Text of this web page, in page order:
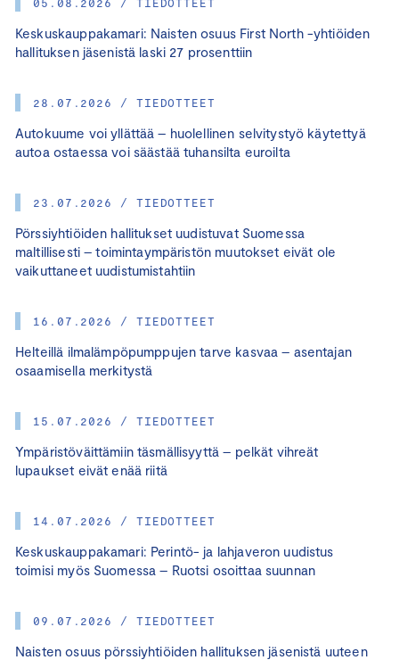
Keskuskauppakamari: Naisten osuus First North -yhtiöiden
hallituksen jäsenistä laski 27 prosenttiin
28.07.2026 / TIEDOTTEET
Autokuume voi yllättää – huolellinen selvitystyö käytettyä
autoa ostaessa voi säästää tuhansilta euroilta
23.07.2026 / TIEDOTTEET
Pörssiyhtiöiden hallitukset uudistuvat Suomessa
maltillisesti – toimintaympäristön muutokset eivät ole
vaikuttaneet uudistumistahtiin
16.07.2026 / TIEDOTTEET
Helteillä ilmalämpöpumppujen tarve kasvaa – asentajan
osaamisella merkitystä
15.07.2026 / TIEDOTTEET
Ympäristöväittämiin täsmällisyyttä – pelkät vihreät
lupaukset eivät enää riitä
14.07.2026 / TIEDOTTEET
Keskuskauppakamari: Perintö- ja lahjaveron uudistus
toimisi myös Suomessa – Ruotsi osoittaa suunnan
09.07.2026 / TIEDOTTEET
Naisten osuus pörssiyhtiöiden hallituksen jäsenistä uuteen